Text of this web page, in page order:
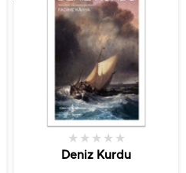
Deniz Kurdu
★ ★ ★ ★ ★